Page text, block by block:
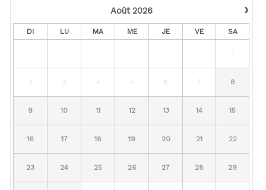
›
Août 2026
DI LU MA ME JE VE SA
1
2 3 4 5 6 7 8
9 10 11 12 13 14 15
16 17 18 19 20 21 22
23 24 25 26 27 28 29